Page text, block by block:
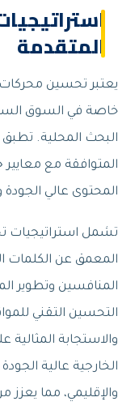
المتقدمة
خاصة في السوق
البحث المحلية.
المتوافقة مع معايير
المحتوى عالي الجودة
تشمل استراتيجيات
المعمق عن الكلمات
المنافسين وتطوير
التحسين التقني
والاستجابة المثالية
الخارجية عالية
والإقليمي، مما